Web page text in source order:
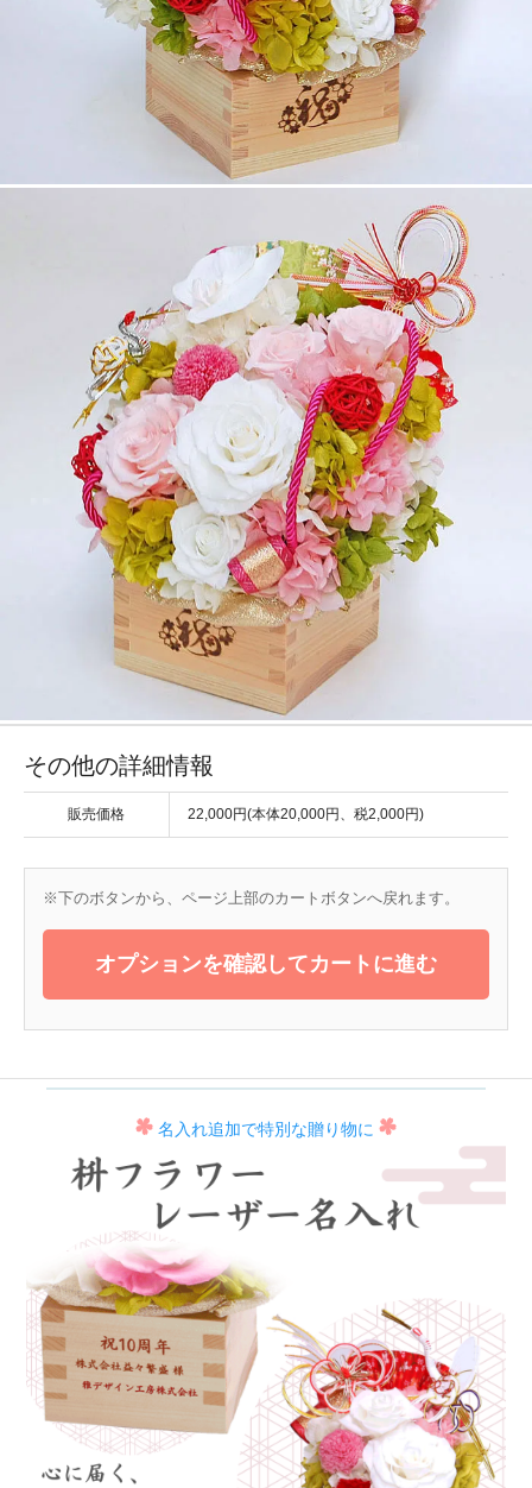
その他の詳細情報
販売価格 22,000円(本体20,000円、税2,000円)
※下のボタンから、ページ上部のカートボタンへ戻れます。
オプションを確認してカートに進む
名入れ追加で特別な贈り物に